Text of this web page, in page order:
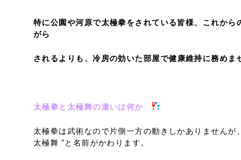
特に公園や河原で太極拳をされている皆様、これか
がら
されるよりも、冷房の効いた部屋で健康維持に務め
太極拳と太極舞の違いは何か
太極拳は武術なので片側一方の動きしかありませんが
太極舞 ”と名前がかわります。